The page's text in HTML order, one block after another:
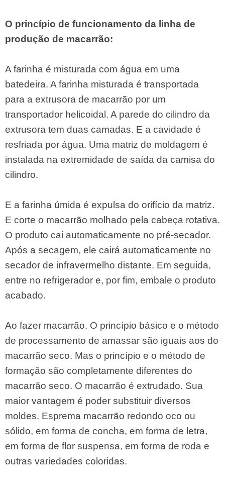
O princípio de funcionamento da linha de
produção de macarrão:
A farinha é misturada com água em uma
batedeira. A farinha misturada é transportada
para a extrusora de macarrão por um
transportador helicoidal. A parede do cilindro da
extrusora tem duas camadas. E a cavidade é
resfriada por água. Uma matriz de moldagem é
instalada na extremidade de saída da camisa do
cilindro.
E a farinha úmida é expulsa do orifício da matriz.
E corte o macarrão molhado pela cabeça rotativa.
O produto cai automaticamente no pré-secador.
Após a secagem, ele cairá automaticamente no
secador de infravermelho distante. Em seguida,
entre no refrigerador e, por fim, embale o produto
acabado.
Ao fazer macarrão. O princípio básico e o método
de processamento de amassar são iguais aos do
macarrão seco. Mas o princípio e o método de
formação são completamente diferentes do
macarrão seco. O macarrão é extrudado. Sua
maior vantagem é poder substituir diversos
moldes. Esprema macarrão redondo oco ou
sólido, em forma de concha, em forma de letra,
em forma de flor suspensa, em forma de roda e
outras variedades coloridas.